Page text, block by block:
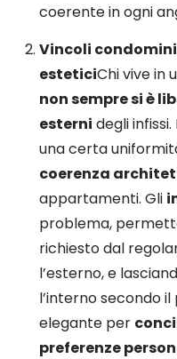
coerente in ogni
Vincoli
esteticiChi vive in
non sempre si è
esterni degli
una certa
coerenza
appartamenti. Gli
problema,
richiesto dal
l’esterno, e
l’interno secondo
elegante per
preferenze